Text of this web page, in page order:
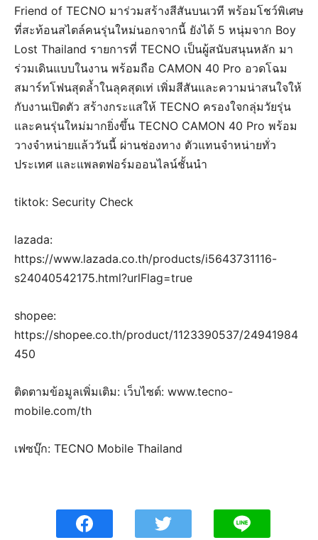
Friend of TECNO มาร่วมสร้างสีสันบนเวที พร้อมโชว์พิเศษ
ที่สะท้อนสไตล์คนรุ่นใหม่นอกจากนี้ ยังได้ 5 หนุ่มจาก Boy
Lost Thailand รายการที่ TECNO เป็นผู้สนับสนุนหลัก มา
ร่วมเดินแบบในงาน พร้อมถือ CAMON 40 Pro อวดโฉม
สมาร์ทโฟนสุดล้ำในลุคสุดเท่ เพิ่มสีสันและความน่าสนใจให้
กับงานเปิดตัว สร้างกระแสให้ TECNO ครองใจกลุ่มวัยรุ่น
และคนรุ่นใหม่มากยิ่งขึ้น TECNO CAMON 40 Pro พร้อม
วางจำหน่ายแล้ววันนี้ ผ่านช่องทาง ตัวแทนจำหน่ายทั่ว
ประเทศ และแพลตฟอร์มออนไลน์ชั้นนำ
tiktok: Security Check
lazada:
https://www.lazada.co.th/products/i5643731116-
s24040542175.html?urlFlag=true
shopee:
https://shopee.co.th/product/1123390537/24941984
450
ติดตามข้อมูลเพิ่มเติม: เว็บไซต์: www.tecno-
mobile.com/th
เฟซบุ๊ก: TECNO Mobile Thailand